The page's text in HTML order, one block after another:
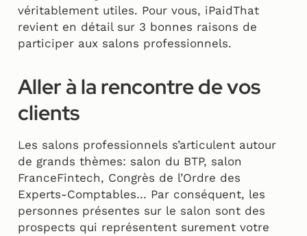
véritablement utiles. Pour vous, iPaidThat
revient en détail sur 3 bonnes raisons de
participer aux salons professionnels.
Aller à la rencontre de vos
clients
Les salons professionnels s’articulent autour
de grands thèmes: salon du BTP, salon
FranceFintech, Congrès de l’Ordre des
Experts-Comptables… Par conséquent, les
personnes présentes sur le salon sont des
prospects qui représentent surement votre